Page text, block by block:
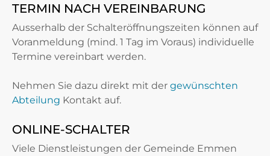
TERMIN NACH VEREINBARUNG
Ausserhalb der Schalteröffnungszeiten können auf
Voranmeldung (mind. 1 Tag im Voraus) individuelle
Termine vereinbart werden.
Nehmen Sie dazu direkt mit der gewünschten
Abteilung Kontakt auf.
ONLINE-SCHALTER
Viele Dienstleistungen der Gemeinde Emmen